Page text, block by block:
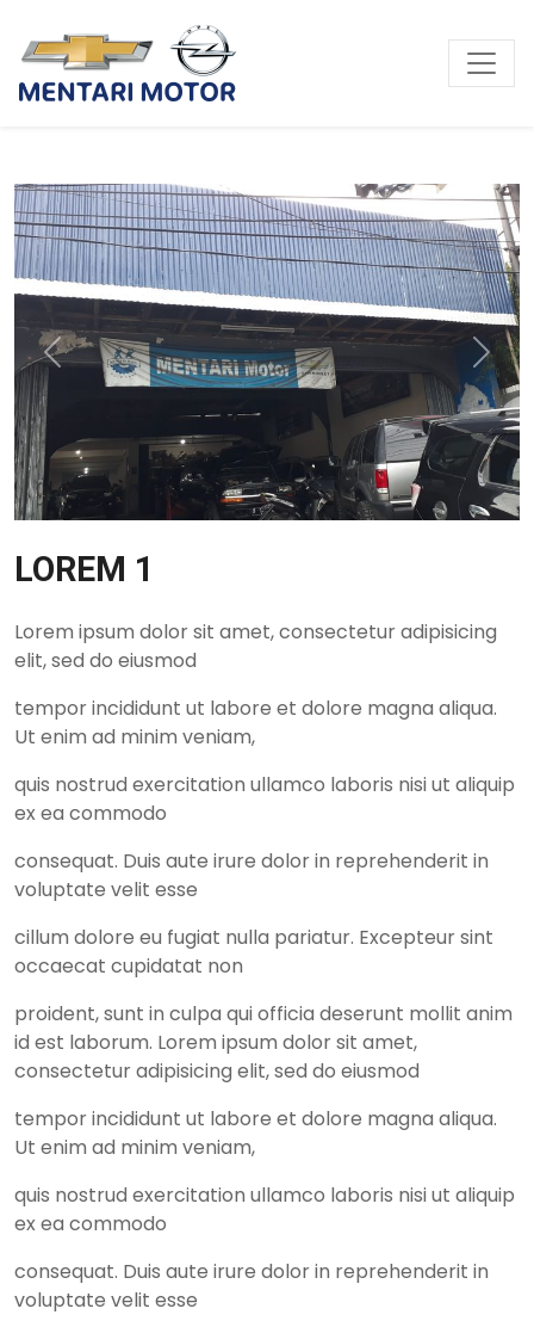
Previous Next
LOREM 1
Lorem ipsum dolor sit amet, consectetur adipisicing
elit, sed do eiusmod
tempor incididunt ut labore et dolore magna aliqua.
Ut enim ad minim veniam,
quis nostrud exercitation ullamco laboris nisi ut aliquip
ex ea commodo
consequat. Duis aute irure dolor in reprehenderit in
voluptate velit esse
cillum dolore eu fugiat nulla pariatur. Excepteur sint
occaecat cupidatat non
proident, sunt in culpa qui officia deserunt mollit anim
id est laborum. Lorem ipsum dolor sit amet,
consectetur adipisicing elit, sed do eiusmod
tempor incididunt ut labore et dolore magna aliqua.
Ut enim ad minim veniam,
quis nostrud exercitation ullamco laboris nisi ut aliquip
ex ea commodo
consequat. Duis aute irure dolor in reprehenderit in
voluptate velit esse